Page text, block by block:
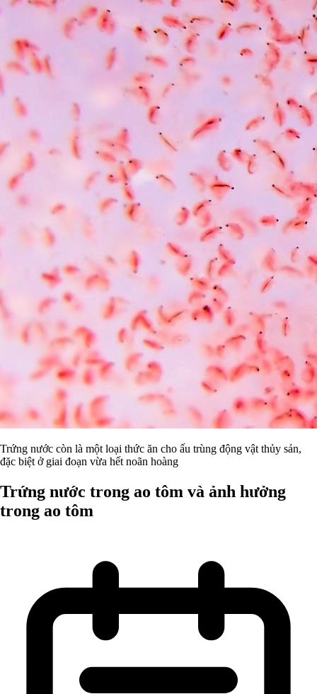
Trứng nước còn là một loại thức ăn cho ấu trùng động vật thủy sản,
đặc biệt ở giai đoạn vừa hết noãn hoàng
Trứng nước trong ao tôm và ảnh hưởng
trong ao tôm